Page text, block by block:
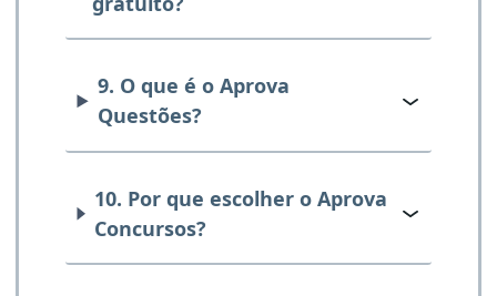
9. O que é o Aprova
Questões?
10. Por que escolher o Aprova
Concursos?